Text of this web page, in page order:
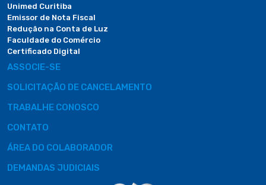
Unimed Curitiba
Emissor de Nota Fiscal
Redução na Conta de Luz
Faculdade do Comércio
Certificado Digital
ASSOCIE-SE
SOLICITAÇÃO DE CANCELAMENTO
TRABALHE CONOSCO
CONTATO
ÁREA DO COLABORADOR
DEMANDAS JUDICIAIS